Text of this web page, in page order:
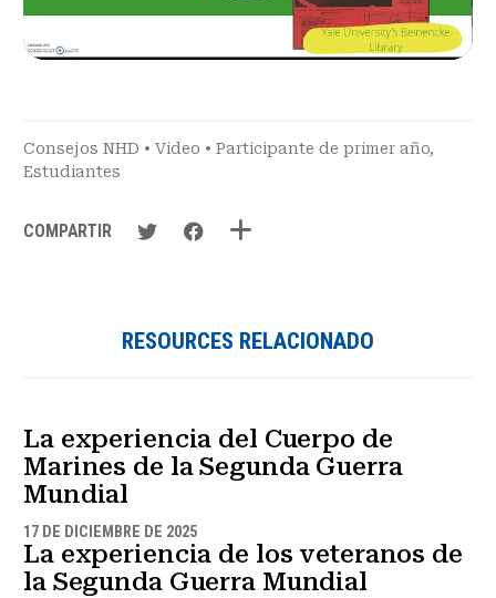
Consejos NHD • Video • Participante de primer año,
Estudiantes
COMPARTIR
RESOURCES RELACIONADO
La experiencia del Cuerpo de
Marines de la Segunda Guerra
Mundial
17 DE DICIEMBRE DE 2025
La experiencia de los veteranos de
la Segunda Guerra Mundial